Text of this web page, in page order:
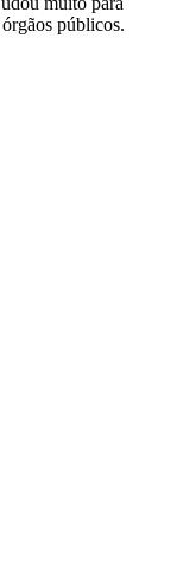
públicos.